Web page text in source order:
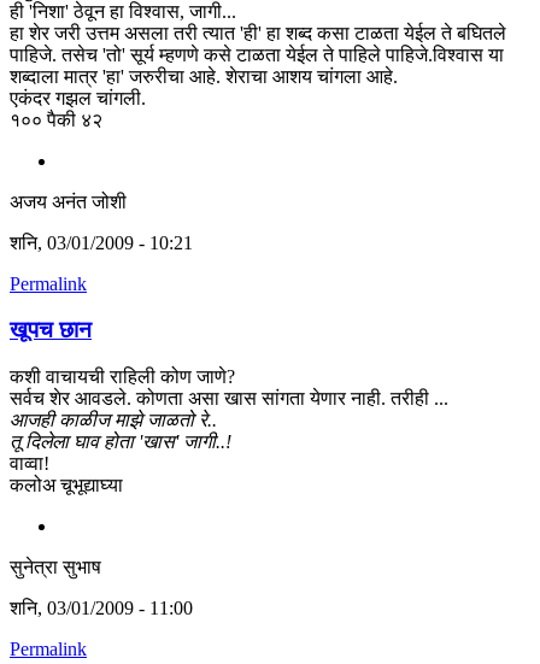
ही 'निशा' ठेवून हा विश्वास, जागी...
हा शेर जरी उत्तम असला तरी त्यात 'ही' हा शब्द कसा टाळता येईल ते बघितले
पाहिजे. तसेच 'तो' सूर्य म्हणणे कसे टाळता येईल ते पाहिले पाहिजे.विश्वास या
शब्दाला मात्र 'हा' जरुरीचा आहे. शेराचा आशय चांगला आहे.
एकंदर गझल चांगली.
१०० पैकी ४२
अजय अनंत जोशी
शनि, 03/01/2009 - 10:21
Permalink
खूपच छान
कशी वाचायची राहिली कोण जाणे?
सर्वच शेर आवडले. कोणता असा खास सांगता येणार नाही. तरीही ...
आजही काळीज माझे जाळतो रे..
तू दिलेला घाव होता 'खास' जागी..!
वाव्वा!
कलोअ चूभूद्याघ्या
सुनेत्रा सुभाष
शनि, 03/01/2009 - 11:00
Permalink